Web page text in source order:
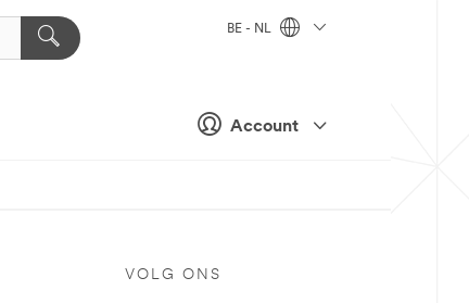
Account
BE - NL
VOLG ONS